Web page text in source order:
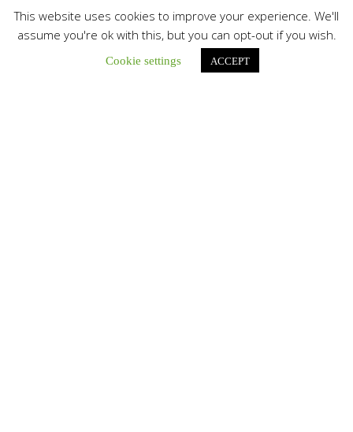
comunicación al servicio del bien común y la dignidad
humana»
En un mensaje enviado al Congreso Mundial...
This website uses cookies to improve your experience. We'll
assume you're ok with this, but you can opt-out if you wish.
Cookie settings ACCEPT